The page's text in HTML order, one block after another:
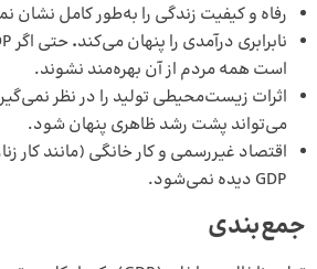
رفاه و کیفیت زندگی را به‌طور کامل نشان
نابرابری درآمدی را پنهان می‌کند.
است همه مردم از آن بهره‌مند نشوند.
اثرات زیست‌محیطی تولید را در نظر
می‌تواند پشت رشد ظاهری پنهان شود.
اقتصاد غیررسمی و کار خانگی (مانند کار
GDP دیده نمی‌شود.
جمع‌بندی